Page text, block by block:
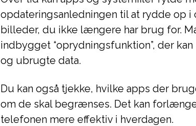
opdateringsanledningen til at rydde op i
billeder, du ikke længere har brug for.
indbygget “oprydningsfunktion”, der
og ubrugte data.
Du kan også tjekke, hvilke apps der
om de skal begrænses. Det kan
telefonen mere effektiv i hverdagen.